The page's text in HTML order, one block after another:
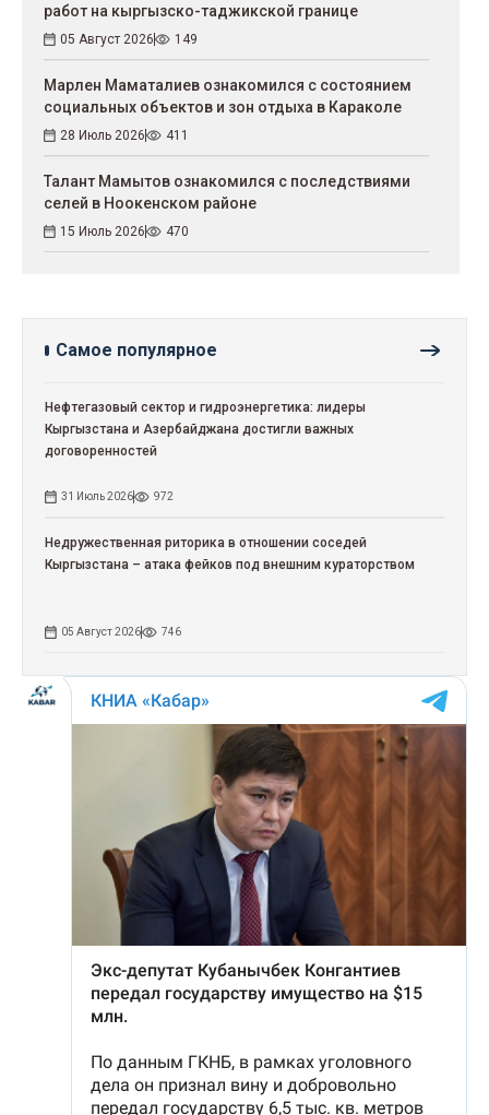
работ на кыргызско-таджикской границе
05 Август 2026 149
Марлен Маматалиев ознакомился с состоянием
социальных объектов и зон отдыха в Караколе
28 Июль 2026 411
Талант Мамытов ознакомился с последствиями
селей в Ноокенском районе
15 Июль 2026 470
Самое популярное
Нефтегазовый сектор и гидроэнергетика: лидеры
Кыргызстана и Азербайджана достигли важных
договоренностей
31 Июль 2026 972
Недружественная риторика в отношении соседей
Кыргызстана – атака фейков под внешним кураторством
05 Август 2026 746